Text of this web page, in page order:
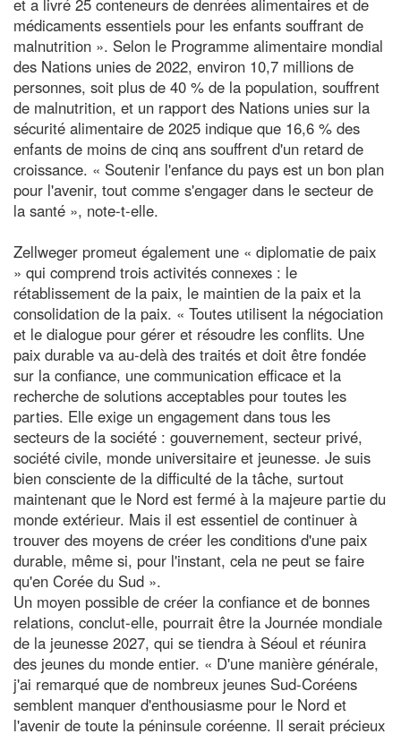
et a livré 25 conteneurs de denrées alimentaires et de
médicaments essentiels pour les enfants souffrant de
malnutrition ». Selon le Programme alimentaire mondial
des Nations unies de 2022, environ 10,7 millions de
personnes, soit plus de 40 % de la population, souffrent
de malnutrition, et un rapport des Nations unies sur la
sécurité alimentaire de 2025 indique que 16,6 % des
enfants de moins de cinq ans souffrent d'un retard de
croissance. « Soutenir l'enfance du pays est un bon plan
pour l'avenir, tout comme s'engager dans le secteur de
la santé », note-t-elle.
Zellweger promeut également une « diplomatie de paix
» qui comprend trois activités connexes : le
rétablissement de la paix, le maintien de la paix et la
consolidation de la paix. « Toutes utilisent la négociation
et le dialogue pour gérer et résoudre les conflits. Une
paix durable va au-delà des traités et doit être fondée
sur la confiance, une communication efficace et la
recherche de solutions acceptables pour toutes les
parties. Elle exige un engagement dans tous les
secteurs de la société : gouvernement, secteur privé,
société civile, monde universitaire et jeunesse. Je suis
bien consciente de la difficulté de la tâche, surtout
maintenant que le Nord est fermé à la majeure partie du
monde extérieur. Mais il est essentiel de continuer à
trouver des moyens de créer les conditions d'une paix
durable, même si, pour l'instant, cela ne peut se faire
qu'en Corée du Sud ».
Un moyen possible de créer la confiance et de bonnes
relations, conclut-elle, pourrait être la Journée mondiale
de la jeunesse 2027, qui se tiendra à Séoul et réunira
des jeunes du monde entier. « D'une manière générale,
j'ai remarqué que de nombreux jeunes Sud-Coréens
semblent manquer d'enthousiasme pour le Nord et
l'avenir de toute la péninsule coréenne. Il serait précieux